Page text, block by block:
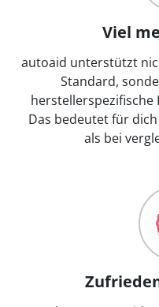
Viel
autoaid unterstützt
Standard,
Das bedeutet für
als bei